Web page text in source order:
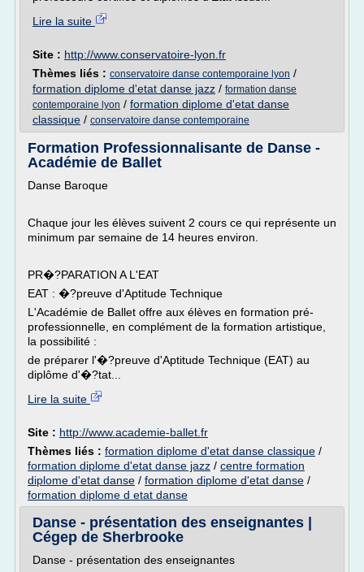
Lire la suite
Site : http://www.conservatoire-lyon.fr
Thèmes liés : conservatoire danse contemporaine lyon /
formation diplome d'etat danse jazz / formation danse
contemporaine lyon / formation diplome d'etat danse
classique / conservatoire danse contemporaine
Formation Professionnalisante de Danse -
Académie de Ballet
Danse Baroque
Chaque jour les élèves suivent 2 cours ce qui représente un
minimum par semaine de 14 heures environ.
PR�?PARATION A L'EAT
EAT : �?preuve d'Aptitude Technique
L'Académie de Ballet offre aux élèves en formation pré-
professionnelle, en complément de la formation artistique,
la possibilité :
de préparer l'�?preuve d'Aptitude Technique (EAT) au
diplôme d'�?tat...
Lire la suite
Site : http://www.academie-ballet.fr
Thèmes liés : formation diplome d'etat danse classique /
formation diplome d'etat danse jazz / centre formation
diplome d'etat danse / formation diplome d'etat danse /
formation diplome d etat danse
Danse - présentation des enseignantes |
Cégep de Sherbrooke
Danse - présentation des enseignantes